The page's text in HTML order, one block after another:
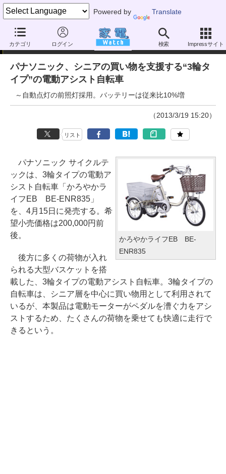
Powered by Translate
カテゴリ ログイン 検索 Impressサイト
ニュース
パナソニック、シニアの買い物を支援する“3輪タ
イプ”の電動アシスト自転車
～自動点灯の前照灯採用。バッテリーは従来比10%増
（2013/3/19 15:20）
リスト
かろやかライフEB BE-
ENR835
パナソニック サイクルテ
ックは、3輪タイプの電動ア
シスト自転車「かろやかラ
イフEB BE-ENR835」
を、4月15日に発売する。希
望小売価格は200,000円前
後。
後方に多くの荷物が入れ
られる大型バスケットを搭
載した、3輪タイプの電動アシスト自転車。3輪タイプの
自転車は、シニア層を中心に買い物用として利用されて
いるが、本製品は電動モーターがペダルを漕ぐ力をアシ
ストするため、たくさんの荷物を乗せても快適に走行で
きるという。